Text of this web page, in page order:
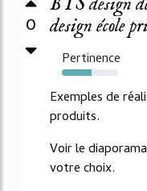
0
design école
Pertinence
53%
Exemples de
produits.
Voir le
votre choix.